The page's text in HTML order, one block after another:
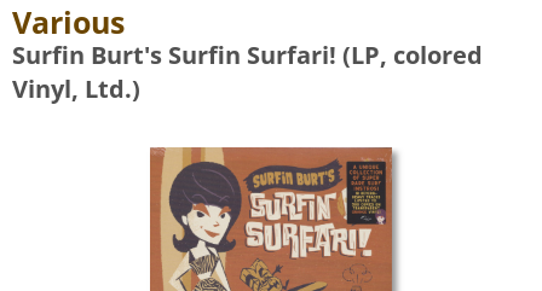
Various
Surfin Burt's Surfin Surfari! (LP, colored
Vinyl, Ltd.)